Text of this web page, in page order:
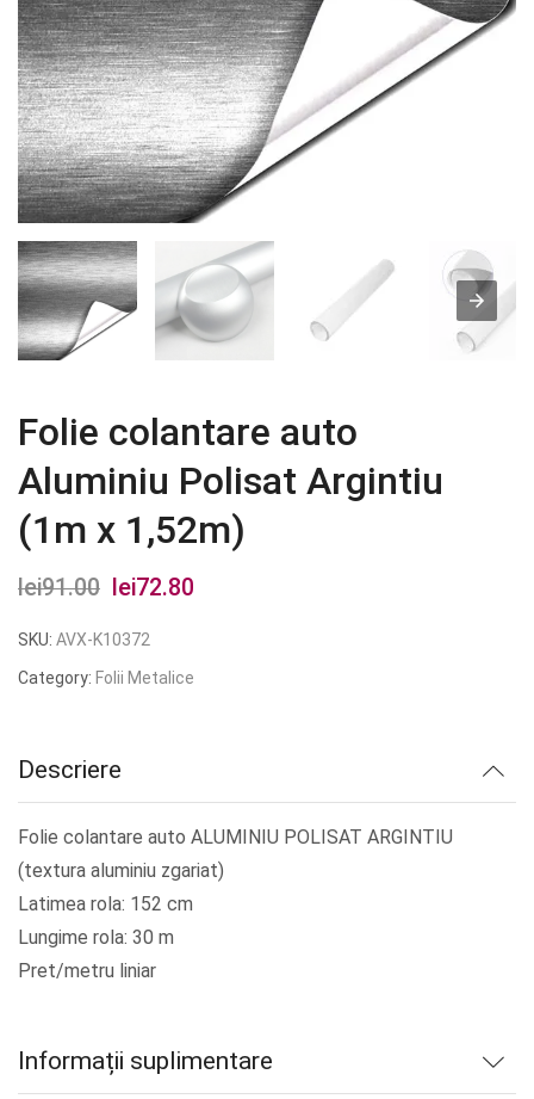
Folie colantare auto
Aluminiu Polisat Argintiu
(1m x 1,52m)
lei91.00
Prețul
inițial
a
lei72.80
SKU: AVX-K10372
Category: Folii Metalice
Descriere
Folie colantare auto ALUMINIU POLISAT ARGINTIU
(textura aluminiu zgariat)
Latimea rola: 152 cm
Lungime rola: 30 m
Pret/metru liniar
Informații suplimentare